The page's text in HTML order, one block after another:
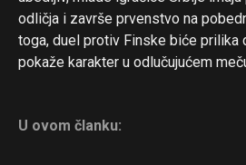
odličja i završe prvenstvo na
toga, duel protiv Finske biće prilika
pokaže karakter u odlučujućem
U ovom članku: